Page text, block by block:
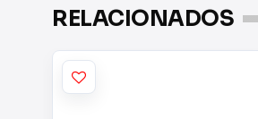
RELACIONADOS